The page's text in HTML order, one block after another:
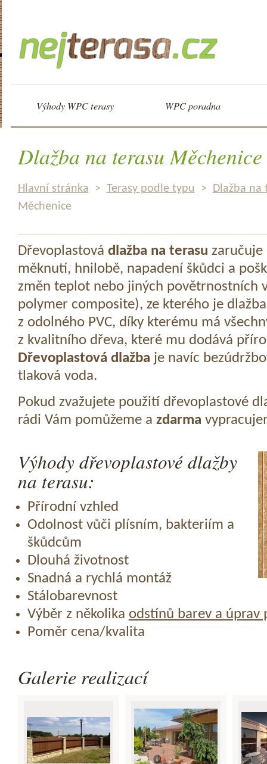
Výhody WPC terasy WPC poradna
Dlažba na terasu Měchenice
Hlavní stránka > Terasy podle typu >
Dlažba na
Měchenice
Dřevoplastová dlažba na terasu zaručuje
měknutí, hnilobě, napadení škůdci a
změn teplot nebo jiných povětrnostních
polymer composite), ze kterého je
z odolného PVC, díky kterému má
z kvalitního dřeva, které mu dodává
Dřevoplastová dlažba je navíc
tlaková voda.
Pokud zvažujete použití dřevoplastové
rádi Vám pomůžeme a zdarma
Výhody dřevoplastové dlažby
na terasu:
Přírodní vzhled
Odolnost vůči plísním, bakteriím a
škůdcům
Dlouhá životnost
Snadná a rychlá montáž
Stálobarevnost
Výběr z několika odstínů barev a úprav
Poměr cena/kvalita
Galerie realizací